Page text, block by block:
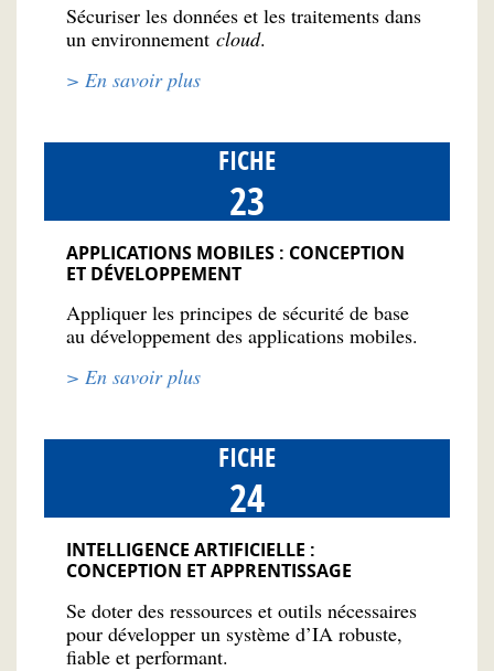
Sécuriser les données et les traitements dans
un environnement cloud.
> En savoir plus
FICHE
23
APPLICATIONS MOBILES : CONCEPTION
ET DÉVELOPPEMENT
Appliquer les principes de sécurité de base
au développement des applications mobiles.
> En savoir plus
FICHE
24
INTELLIGENCE ARTIFICIELLE :
CONCEPTION ET APPRENTISSAGE
Se doter des ressources et outils nécessaires
pour développer un système d’IA robuste,
fiable et performant.